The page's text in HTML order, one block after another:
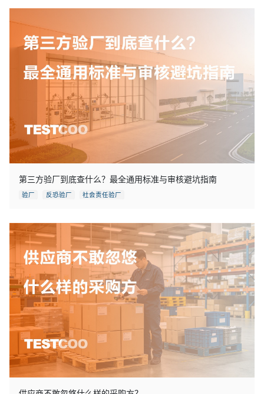
第三方验厂到底查什么？最全通用标准与审核避坑指南
验厂 反恐验厂 社会责任验厂